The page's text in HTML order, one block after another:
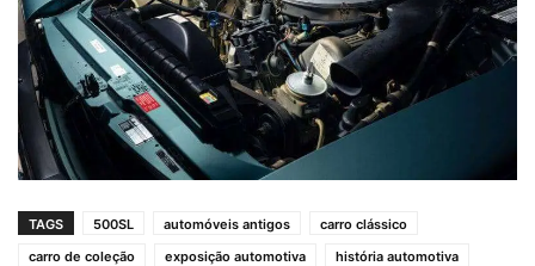
TAGS 500SL automóveis antigos
carro clássico
carro de coleção
exposição automotiva
história automotiva